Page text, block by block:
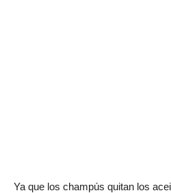
Ya que los champús quitan los